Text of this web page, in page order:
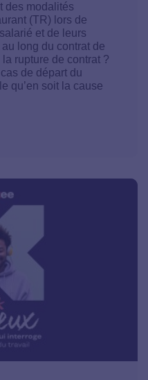
des modalités
(TR) lors de
et de leurs
long du contrat de
rupture de contrat ?
de départ du
qu’en soit la cause